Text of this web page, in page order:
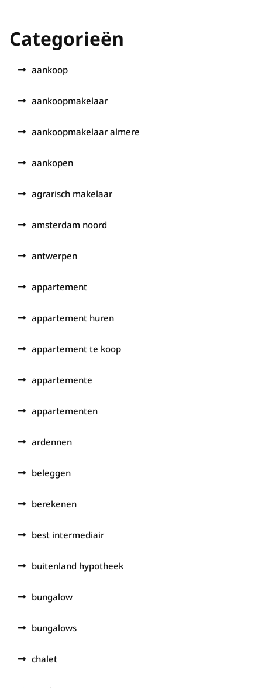
Categorieën
aankoop
aankoopmakelaar
aankoopmakelaar almere
aankopen
agrarisch makelaar
amsterdam noord
antwerpen
appartement
appartement huren
appartement te koop
appartemente
appartementen
ardennen
beleggen
berekenen
best intermediair
buitenland hypotheek
bungalow
bungalows
chalet